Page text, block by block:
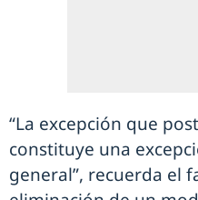
“La excepción que
constituye una
general”, recuerda el